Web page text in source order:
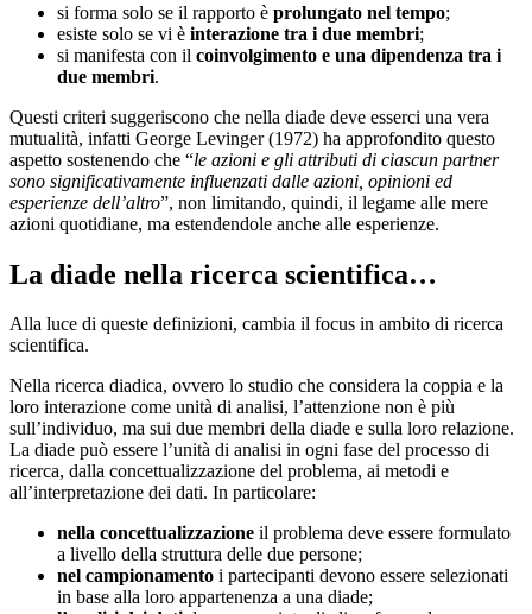
si forma solo se il rapporto è prolungato nel tempo;
esiste solo se vi è interazione tra i due membri;
si manifesta con il coinvolgimento e una dipendenza tra i
due membri.
Questi criteri suggeriscono che nella diade deve esserci una vera
mutualità, infatti George Levinger (1972) ha approfondito questo
aspetto sostenendo che “le azioni e gli attributi di ciascun partner
sono significativamente influenzati dalle azioni, opinioni ed
esperienze dell’altro”, non limitando, quindi, il legame alle mere
azioni quotidiane, ma estendendole anche alle esperienze.
La diade nella ricerca scientifica…
Alla luce di queste definizioni, cambia il focus in ambito di ricerca
scientifica.
Nella ricerca diadica, ovvero lo studio che considera la coppia e la
loro interazione come unità di analisi, l’attenzione non è più
sull’individuo, ma sui due membri della diade e sulla loro relazione.
La diade può essere l’unità di analisi in ogni fase del processo di
ricerca, dalla concettualizzazione del problema, ai metodi e
all’interpretazione dei dati. In particolare:
nella concettualizzazione il problema deve essere formulato
a livello della struttura delle due persone;
nel campionamento i partecipanti devono essere selezionati
in base alla loro appartenenza a una diade;